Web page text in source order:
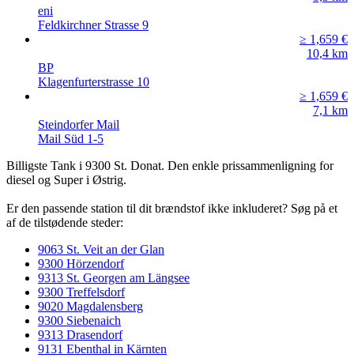
eni
Feldkirchner Strasse 9
≥ 1,659 €
10,4 km
BP
Klagenfurterstrasse 10
≥ 1,659 €
7,1 km
Steindorfer Mail
Mail Süd 1-5
Billigste Tank i 9300 St. Donat. Den enkle prissammenligning for
diesel og Super i Østrig.
Er den passende station til dit brændstof ikke inkluderet? Søg på et
af de tilstødende steder:
9063 St. Veit an der Glan
9300 Hörzendorf
9313 St. Georgen am Längsee
9300 Treffelsdorf
9020 Magdalensberg
9300 Siebenaich
9313 Drasendorf
9131 Ebenthal in Kärnten